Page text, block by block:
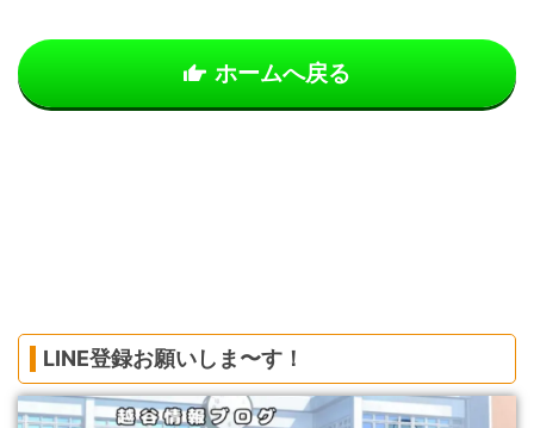
ホームへ戻る
LINE登録お願いしま〜す！